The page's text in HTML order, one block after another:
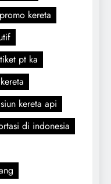
kereta
tiket pt ka
kereta api
di indonesia